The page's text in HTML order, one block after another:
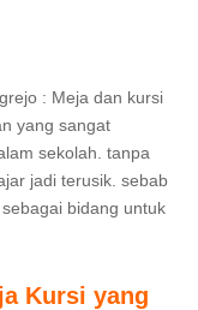
: Meja dan kursi
yang sangat
sekolah. tanpa
jadi terusik. sebab
bidang untuk
Kursi yang